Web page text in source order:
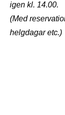
igen kl. 14.00.
(Med
helgdagar etc.)